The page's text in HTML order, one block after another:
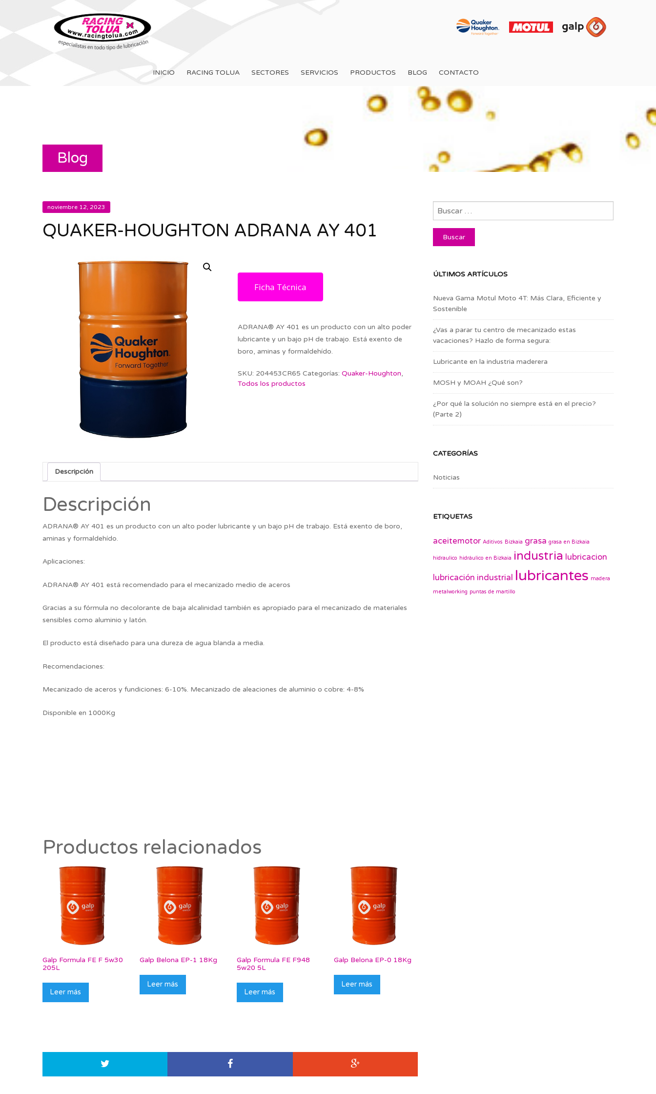
INICIO RACING TOLUA SECTORES SERVICIOS PRODUCTOS BLOG CONTACTO
Blog
noviembre 12, 2023
QUAKER-HOUGHTON ADRANA AY 401
Ficha Técnica
ADRANA® AY 401 es un producto con un alto poder
lubricante y un bajo pH de trabajo. Está exento de
boro, aminas y formaldehído.
SKU: 204453CR65 Categorías:Quaker-Houghton,
Todos los productos
Descripción
Descripción
ADRANA® AY 401 es un producto con un alto poder lubricante y un bajo pH de trabajo. Está exento de boro,
aminas y formaldehído.
Aplicaciones:
ADRANA® AY 401 está recomendado para el mecanizado medio de aceros
Gracias a su fórmula no decolorante de baja alcalinidad también es apropiado para el mecanizado de materiales
sensibles como aluminio y latón.
El producto está diseñado para una dureza de agua blanda a media.
Recomendaciones:
Mecanizado de aceros y fundiciones: 6-10%. Mecanizado de aleaciones de aluminio o cobre: 4-8%
Disponible en 1000Kg
Productos relacionados
Galp Formula FE F 5w30
205L
Leer más
Galp Belona EP-1 18Kg
Leer más
Galp Formula FE F948
5w20 5L
Leer más
Galp Belona EP-0 18Kg
Leer más
ÚLTIMOS ARTÍCULOS
Nueva Gama Motul Moto 4T: Más Clara, Eficiente y
Sostenible
¿Vas a parar tu centro de mecanizado estas
vacaciones? Hazlo de forma segura:
Lubricante en la industria maderera
MOSH y MOAH ¿Qué son?
¿Por qué la solución no siempre está en el precio?
(Parte 2)
CATEGORÍAS
Noticias
ETIQUETAS
aceitemotor Aditivos Bizkaia grasa grasa en Bizkaia
hidraulico hidráulico en Bizkaia industria lubricacion
lubricación industrial lubricantes madera
metalworking puntas de martillo